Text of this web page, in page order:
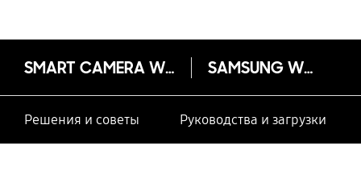
SMART CAMERA WB200F SAMSUNG WB200F
Решения и советы Руководства и загрузки